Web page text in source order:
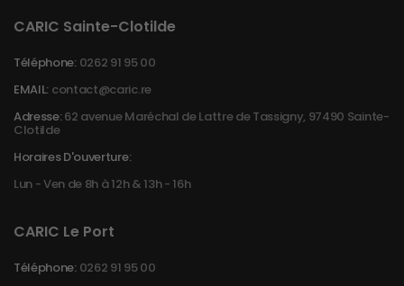
CARIC Sainte-Clotilde
Téléphone: 0262 91 95 00
EMAIL: contact@caric.re
Adresse:62 avenue Maréchal de Lattre de Tassigny, 97490 Sainte-
Clotilde
Horaires D'ouverture:
Lun - Ven de 8h à 12h & 13h - 16h
CARIC Le Port
Téléphone: 0262 91 95 00